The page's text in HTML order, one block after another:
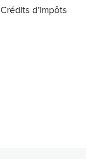
Crédits d’impôts